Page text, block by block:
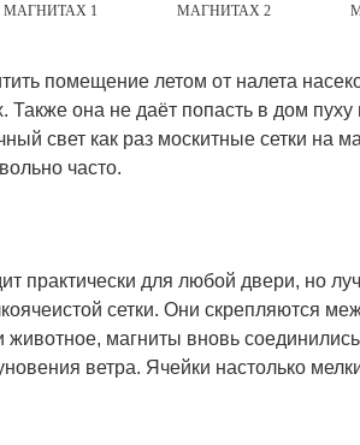
МАГНИТАХ 1
МАГНИТАХ 2
помещение летом от налета
Также она не даёт попасть в дом
свет как раз москитные сетки на
часто.
практически для любой двери, но
сетки. Они скрепляются
животное, магниты вновь
ветра. Ячейки настолько